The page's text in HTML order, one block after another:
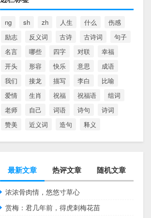
ng sh zh 人生 什么
伤感
励志
反义词 古诗 古诗词
句子
名言
哪些 四字 对联
幸福
开头
形容 快乐 意思
成语
我们
接龙 描写 李白
比喻
爱情
生肖 祝福 祝福语
组词
老师
自己 词语 诗句
诗词
赞美
近义词 造句 释义
最新文章 热评文章 随机文章
浓浓骨肉情，悠悠寸草心
赏梅：君几年前，得虎刺梅花苗